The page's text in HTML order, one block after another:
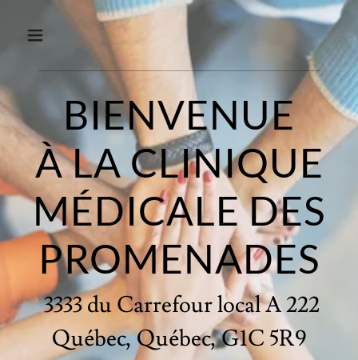
BIENVENUE
À LA CLINIQUE
MÉDICALE DES
PROMENADES
3333 du Carrefour local A 222
Québec, Québec, G1C 5R9